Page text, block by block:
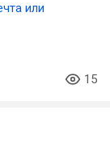
или
15